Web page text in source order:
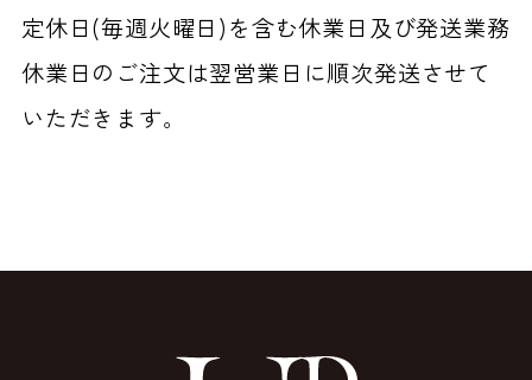
定休日(毎週火曜日)を含む休業日及び発送業務
休業日のご注文は翌営業日に順次発送させて
いただきます。